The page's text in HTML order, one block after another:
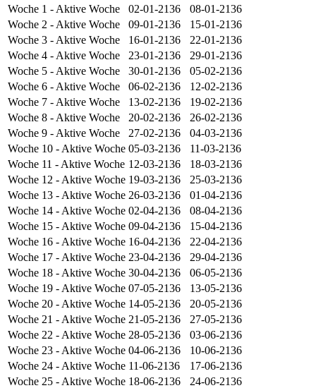
Woche 1 - Aktive Woche 02-01-2136
08-01-2136
Woche 2 - Aktive Woche 09-01-2136
15-01-2136
Woche 3 - Aktive Woche 16-01-2136
22-01-2136
Woche 4 - Aktive Woche 23-01-2136
29-01-2136
Woche 5 - Aktive Woche 30-01-2136
05-02-2136
Woche 6 - Aktive Woche 06-02-2136
12-02-2136
Woche 7 - Aktive Woche 13-02-2136
19-02-2136
Woche 8 - Aktive Woche 20-02-2136
26-02-2136
Woche 9 - Aktive Woche 27-02-2136
04-03-2136
Woche 10 - Aktive Woche 05-03-2136
11-03-2136
Woche 11 - Aktive Woche 12-03-2136
18-03-2136
Woche 12 - Aktive Woche 19-03-2136
25-03-2136
Woche 13 - Aktive Woche 26-03-2136
01-04-2136
Woche 14 - Aktive Woche 02-04-2136
08-04-2136
Woche 15 - Aktive Woche 09-04-2136
15-04-2136
Woche 16 - Aktive Woche 16-04-2136
22-04-2136
Woche 17 - Aktive Woche 23-04-2136
29-04-2136
Woche 18 - Aktive Woche 30-04-2136
06-05-2136
Woche 19 - Aktive Woche 07-05-2136
13-05-2136
Woche 20 - Aktive Woche 14-05-2136
20-05-2136
Woche 21 - Aktive Woche 21-05-2136
27-05-2136
Woche 22 - Aktive Woche 28-05-2136
03-06-2136
Woche 23 - Aktive Woche 04-06-2136
10-06-2136
Woche 24 - Aktive Woche 11-06-2136
17-06-2136
Woche 25 - Aktive Woche 18-06-2136
24-06-2136